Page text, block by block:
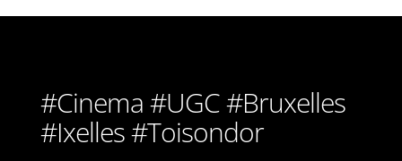
#Cinema #UGC #Bruxelles
#Ixelles #Toisondor